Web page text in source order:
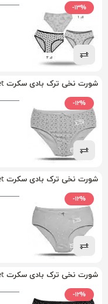
-۱۳%
شورت نخی ترک بادی سکرت Body Secret
-۱۲%
شورت نخی ترک بادی سکرت Body Secret
-۱۲%
شورت نخی ترک بادی سکرت Body Secret
-۱۲%